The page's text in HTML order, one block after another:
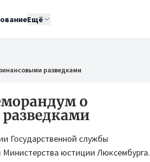
Ещё
разведками
о
Государственной службы
юстиции Люксембурга.